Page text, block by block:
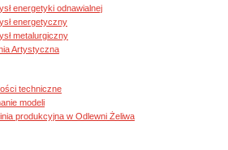
energetyki odnawialnej
energetyczny
metalurgiczny
Artystyczna
techniczne
modeli
produkcyjna w Odlewni Żeliwa